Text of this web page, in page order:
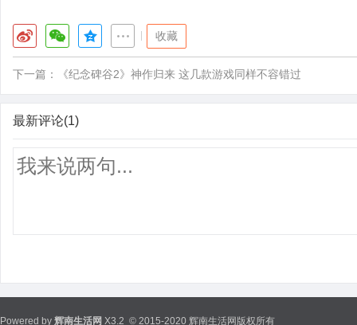
收藏
下一篇： 《纪念碑谷2》神作归来 这几款游戏同样不容错过
最新评论(1)
Powered by 辉南生活网 X3.2 © 2015-2020 辉南生活网版权所有